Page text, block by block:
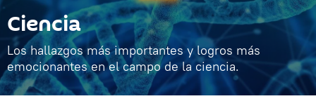
Ciencia
Los hallazgos más importantes y logros más
emocionantes en el campo de la ciencia.